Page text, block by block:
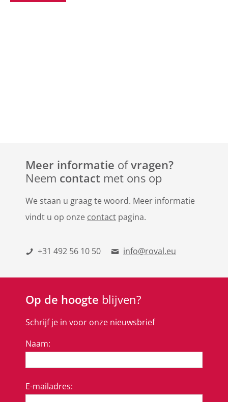
Meer informatie ofvragen?
Neem contact met ons op
We staan u graag te woord. Meer informatie
vindt u op onze contact pagina.
+31 492 56 10 50 info@roval.eu
Op de hoogte blijven?
Schrijf je in voor onze nieuwsbrief
Naam:
E-mailadres: